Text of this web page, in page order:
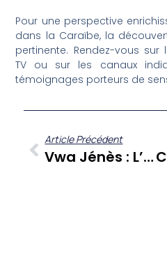
Pour une perspective
dans la Caraïbe, la
pertinente. Rendez-vous
TV ou sur les canaux
témoignages porteurs de
Article Précédent
Vwa Jénès : L’engagement Politique Des Jeunes Martiniquais Décrypté Par Le CJC Avec Ludony Zongo